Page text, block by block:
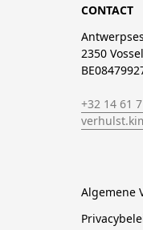
CONTACT
2350
+32 14 61
Algemene